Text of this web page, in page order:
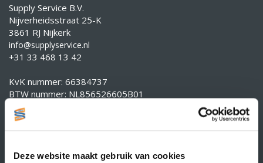
Deze website maakt gebruik van cookies
Supply Service B.V.
Nijverheidsstraat 25-K
3861 RJ Nijkerk
info@supplyservice.nl
+31 33 468 13 42
KvK nummer: 66384737
BTW nummer: NL856526605B01
Klantenservice
Over Supply Service B.V.